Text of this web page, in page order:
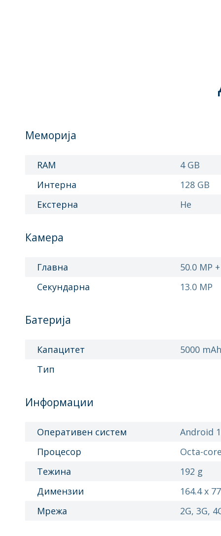
Меморија
RAM
4 GB
Интерна
128 GB
Екстерна
Не
Камера
Главна
50.0 MP
Секундарна
13.0 MP
Батерија
Капацитет
5000 mAh
Тип
Информации
Оперативен систем
Android
Процесор
Octa-core
Тежина
192 g
Димензии
164.4 x
Мрежа
2G, 3G,